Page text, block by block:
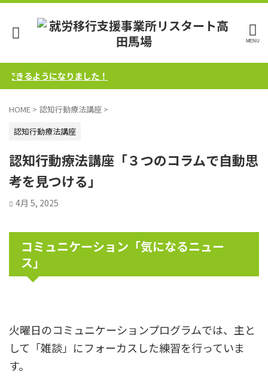
ようになりました！
HOME > 認知行動療法講座 >
認知行動療法講座
認知行動療法講座「３つのコラムで自動思
考を見つける」
4月 5, 2025
コミュニケーション「気になるニュー
ス」
火曜日のコミュニケーションプログラムでは、主と
して「雑談」にフォーカスした練習を行っていま
す。